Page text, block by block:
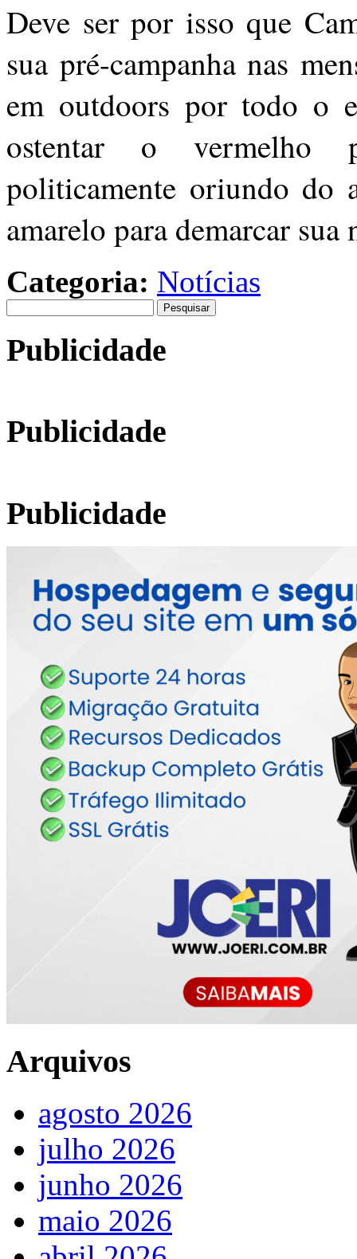
Deve ser por isso que
sua pré-campanha nas
em outdoors por todo o
ostentar o vermelho
politicamente oriundo do
amarelo para demarcar
Categoria: Notícias
por:
Publicidade
Publicidade
Publicidade
Arquivos
agosto 2026
julho 2026
junho 2026
maio 2026